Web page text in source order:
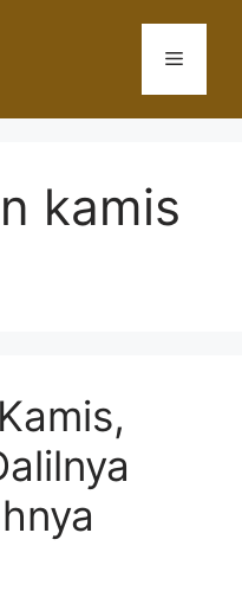
Menu
kamis